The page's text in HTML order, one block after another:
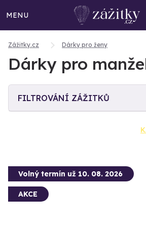
MENU
Zážitky.cz Dárky pro ženy
Dárky pro
FILTROVÁNÍ ZÁŽITKŮ
Volný termín už 10. 08. 2026
AKCE